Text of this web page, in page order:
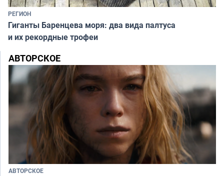
РЕГИОН
Гиганты Баренцева моря: два вида палтуса
и их рекордные трофеи
АВТОРСКОЕ
АВТОРСКОЕ